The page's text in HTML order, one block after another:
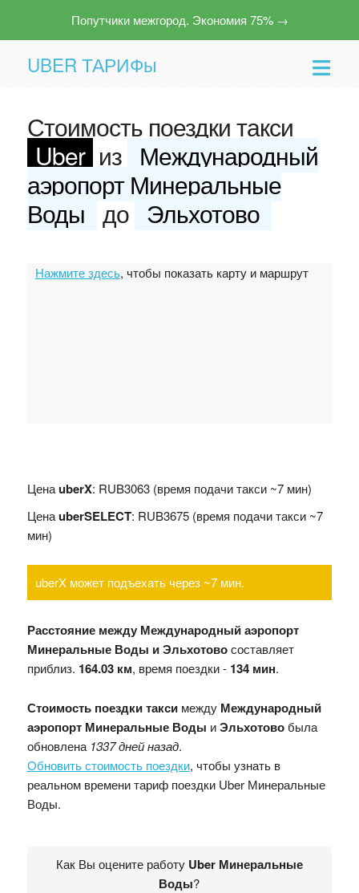
Попутчики межгород. Экономия 75% →
UBER ТАРИФы
Стоимость поездки такси
Uber из Международный
аэропорт Минеральные
Воды до Эльхотово
Нажмите здесь, чтобы показать карту и маршрут
ЦенаuberX: RUB3063 (время подачи такси ~7 мин)
ЦенаuberSELECT: RUB3675 (время подачи такси ~7
мин)
uberX может подъехать через ~7 мин.
Расстояние между Международный аэропорт
Минеральные Воды и Эльхотовосоставляет
приблиз. 164.03 км, время поездки - 134 мин.
Стоимость поездки таксимежду Международный
аэропорт Минеральные Воды иЭльхотовобыла
обновлена 1337 дней назад.
Обновить стоимость поездки, чтобы узнать в
реальном времени тариф поездки Uber Минеральные
Воды.
Как Вы оцените работу Uber Минеральные
Воды?